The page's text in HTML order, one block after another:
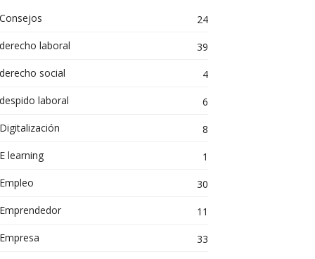
Consejos
24
derecho laboral
39
derecho social
4
despido laboral
6
Digitalización
8
E learning
1
Empleo
30
Emprendedor
11
Empresa
33